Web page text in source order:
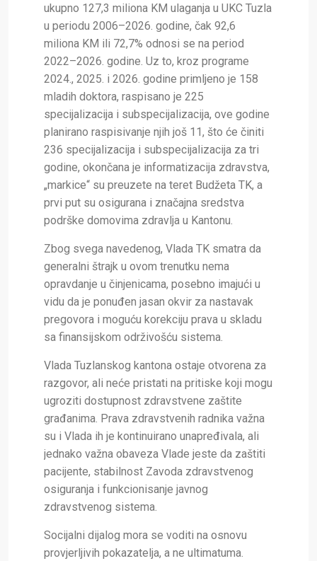
ukupno 127,3 miliona KM ulaganja u UKC Tuzla
u periodu 2006–2026. godine, čak 92,6
miliona KM ili 72,7% odnosi se na period
2022–2026. godine. Uz to, kroz programe
2024., 2025. i 2026. godine primljeno je 158
mladih doktora, raspisano je 225
specijalizacija i subspecijalizacija, ove godine
planirano raspisivanje njih još 11, što će činiti
236 specijalizacija i subspecijalizacija za tri
godine, okončana je informatizacija zdravstva,
„markice“ su preuzete na teret Budžeta TK, a
prvi put su osigurana i značajna sredstva
podrške domovima zdravlja u Kantonu.
Zbog svega navedenog, Vlada TK smatra da
generalni štrajk u ovom trenutku nema
opravdanje u činjenicama, posebno imajući u
vidu da je ponuđen jasan okvir za nastavak
pregovora i moguću korekciju prava u skladu
sa finansijskom održivošću sistema.
Vlada Tuzlanskog kantona ostaje otvorena za
razgovor, ali neće pristati na pritiske koji mogu
ugroziti dostupnost zdravstvene zaštite
građanima. Prava zdravstvenih radnika važna
su i Vlada ih je kontinuirano unapređivala, ali
jednako važna obaveza Vlade jeste da zaštiti
pacijente, stabilnost Zavoda zdravstvenog
osiguranja i funkcionisanje javnog
zdravstvenog sistema.
Socijalni dijalog mora se voditi na osnovu
provjerljivih pokazatelja, a ne ultimatuma.